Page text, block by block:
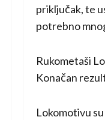
priključak, te
potrebno
Rukometaši
Konačan
Lokomotivu